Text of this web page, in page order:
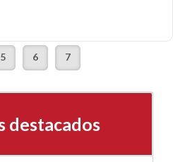
5 6 7
destacados